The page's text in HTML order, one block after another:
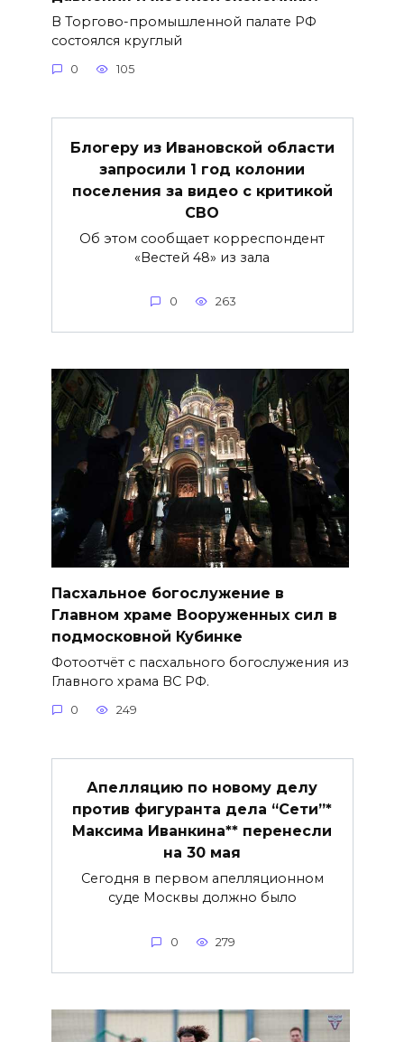
В Торгово-промышленной палате РФ
состоялся круглый
0 105
Блогеру из Ивановской области
запросили 1 год колонии
поселения за видео с критикой
СВО
Об этом сообщает корреспондент
«Вестей 48» из зала
0 263
Пасхальное богослужение в
Главном храме Вооруженных сил в
подмосковной Кубинке
Фотоотчёт с пасхального богослужения из
Главного храма ВС РФ.
0 249
Апелляцию по новому делу
против фигуранта дела “Сети”*
Максима Иванкина** перенесли
на 30 мая
Сегодня в первом апелляционном
суде Москвы должно было
0 279